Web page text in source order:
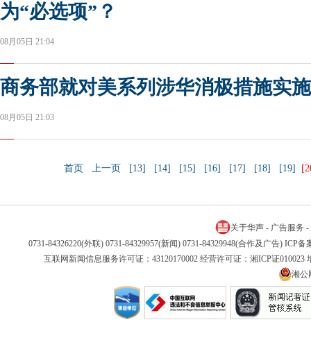
为“必选项”？
08月05日 21:04
商务部就对美系列涉华消极措施实
08月05日 21:03
首页 上一页 [13] [14] [15] [16] [17] [18] [19]
关于华声 - 广告服务 -
0731-84326220(外联) 0731-84329957(新闻) 0731-84329948(合作及广告) ICP备
互联网新闻信息服务许可证：43120170002 经营许可证：湘ICP证
湘公